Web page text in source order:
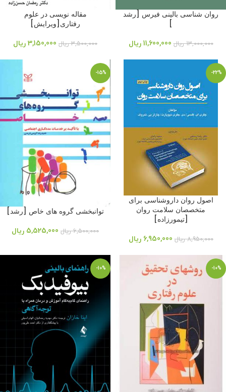
روان شناسی بالینی فیرس [رشد
13,000,000 ریال 11,600,000 ریال
مقاله نویسی در علوم
رفتاری[ویرایش]
3,500,000 ریال 3,150,000 ریال
-22%
اصول روان داروشناسی برای
متخصصان سلامت روان
[تیمورزاده]
8,950,000 ریال 6,950,000 ریال
-15%
توانبخشی گروه های خاص [رشد]
6,500,000 ریال 5,525,000 ریال
-10%
-10%